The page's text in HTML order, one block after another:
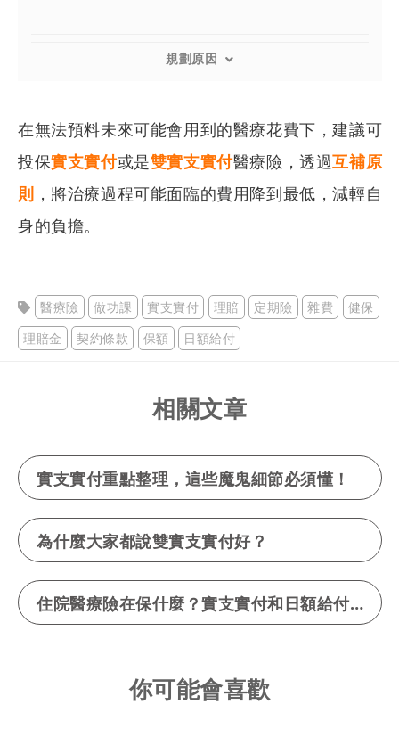
規劃原因
在無法預料未來可能會用到的醫療花費下，建議可
投保實支實付或是雙實支實付醫療險，透過互補原
則 ，將治療過程可能面臨的費用降到最低，減輕自
身的負擔。
醫療險 做功課 實支實付 理賠 定期險 雜費
健保
理賠金
契約條款 保額 日額給付
相關文章
實支實付重點整理，這些魔鬼細節必須懂！
為什麼大家都說雙實支實付好？
住院醫療險在保什麼？實支實付和日額給付推薦哪個？
你可能會喜歡